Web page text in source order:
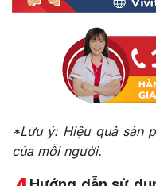
*Lưu ý: Hiệu quả sản
của mỗi người.